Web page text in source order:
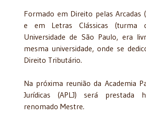
Formado em Direito pelas Arcadas
e em Letras Clássicas (turma
Universidade de São Paulo, era
mesma universidade, onde se
Direito Tributário.
Na próxima reunião da Academia
Jurídicas (APLJ) será prestada
renomado Mestre.